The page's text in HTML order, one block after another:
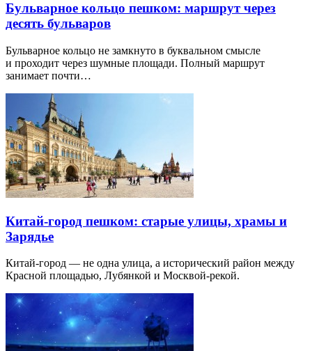
Бульварное кольцо пешком: маршрут через
десять бульваров
Бульварное кольцо не замкнуто в буквальном смысле
и проходит через шумные площади. Полный маршрут
занимает почти…
Китай-город пешком: старые улицы, храмы и
Зарядье
Китай-город — не одна улица, а исторический район между
Красной площадью, Лубянкой и Москвой-рекой.